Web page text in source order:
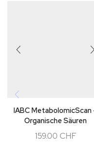
IABC MetabolomicScan
Organische Säuren
Urinanalyse
159.00 CHF